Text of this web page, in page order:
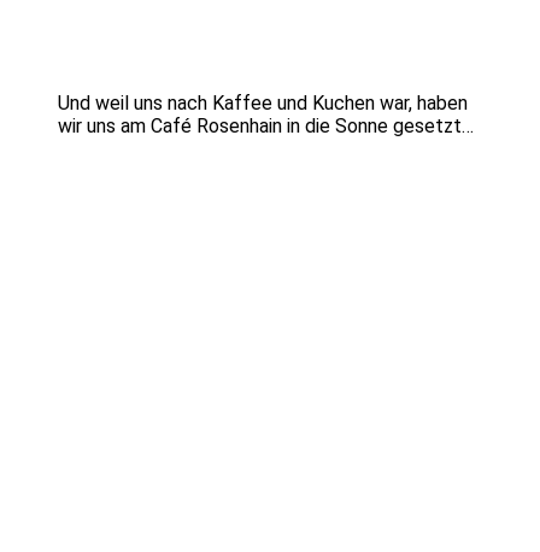
Und weil uns nach Kaffee und Kuchen war, haben
wir uns am Café Rosenhain in die Sonne gesetzt…